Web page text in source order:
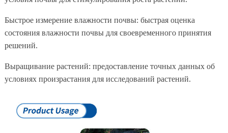
Быстрое измерение влажности почвы: быстрая оценка
состояния влажности почвы для своевременного принятия
решений.
Выращивание растений: предоставление точных данных об
условиях произрастания для исследований растений.